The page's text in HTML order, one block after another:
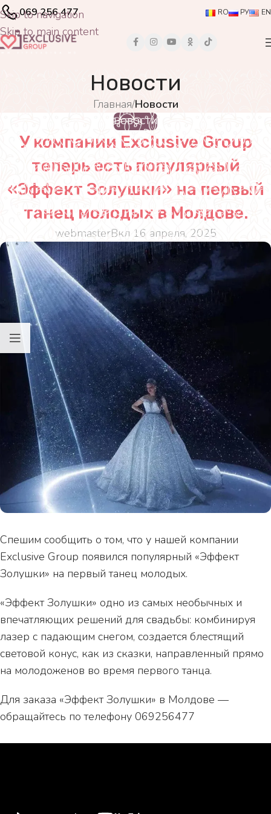
Skip to navigation
Skip to main content
069 256 477 RO РУ EN
Новости
Главная/Новости
НОВОСТИ
У компании Exclusive Group
теперь есть популярный
«Эффект Золушки» на первый
танец молодых в Молдове.
webmasterВкл 16 апреля, 2025
Спешим сообщить о том, что у нашей компании
Exclusive Group появился популярный «Эффект
Золушки» на первый танец молодых.
«Эффект Золушки» одно из самых необычных и
впечатляющих решений для свадьбы: комбинируя
лазер с падающим снегом, создается блестящий
световой конус, как из сказки, направленный прямо
на молодоженов во время первого танца.
Для заказа «Эффект Золушки» в Молдове —
обращайтесь по телефону 069256477